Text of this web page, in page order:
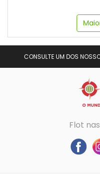
CONSULTE UM DOS
Flot